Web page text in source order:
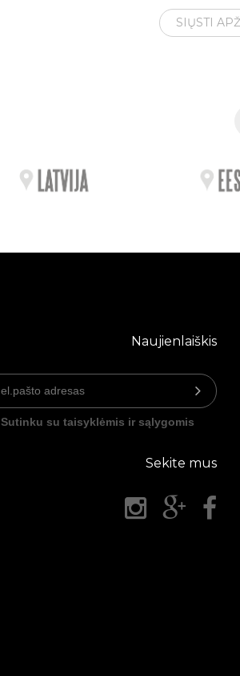
SIŲSTI
Naujienlaiškis
Sutinku su taisyklėmis ir sąlygomis
Sekite mus